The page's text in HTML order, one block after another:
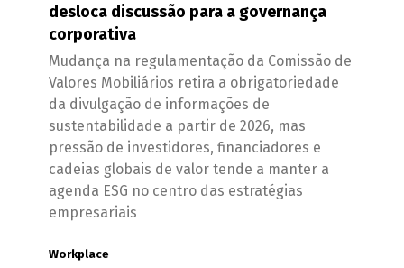
desloca discussão para a governança
corporativa
Mudança na regulamentação da Comissão de
Valores Mobiliários retira a obrigatoriedade
da divulgação de informações de
sustentabilidade a partir de 2026, mas
pressão de investidores, financiadores e
cadeias globais de valor tende a manter a
agenda ESG no centro das estratégias
empresariais
Workplace